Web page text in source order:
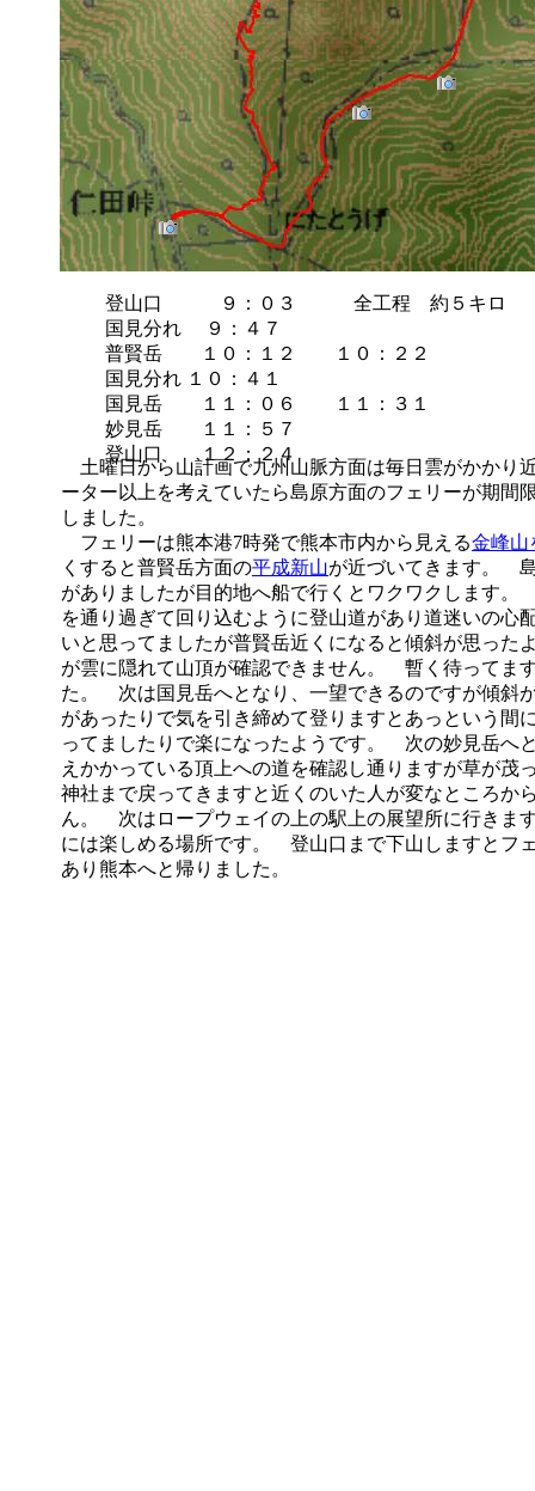
登山口 ９：０３ 全工程 約５キロ
国見分れ ９：４７
普賢岳 １０：１２ １０：２２
国見分れ １０：４１
国見岳 １１：０６ １１：３１
妙見岳 １１：５７
登山口 １２：２４
土曜日から山計画で九州山脈方面は毎日雲がかかり
ーター以上を考えていたら島原方面のフェリーが期間
しました。
フェリーは熊本港7時発で熊本市内から見える金峰山
くすると普賢岳方面の平成新山が近づいてきます。
がありましたが目的地へ船で行くとワクワクします
を通り過ぎて回り込むように登山道があり道迷いの
いと思ってましたが普賢岳近くになると傾斜が思った
が雲に隠れて山頂が確認できません。 暫く待ってま
た。 次は国見岳へとなり、一望できるのですが傾斜
があったりで気を引き締めて登りますとあっという間
ってましたりで楽になったようです。 次の妙見岳へ
えかかっている頂上への道を確認し通りますが草が
神社まで戻ってきますと近くのいた人が変なところか
ん。 次はロープウェイの上の駅上の展望所に行きま
には楽しめる場所です。 登山口まで下山しますとフ
あり熊本へと帰りました。